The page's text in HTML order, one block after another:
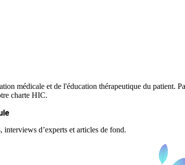
médicale et de l'éducation thérapeutique du patient.
charte HIC.
interviews d’experts et articles de fond.